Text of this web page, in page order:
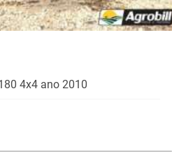
4x4 ano 2010